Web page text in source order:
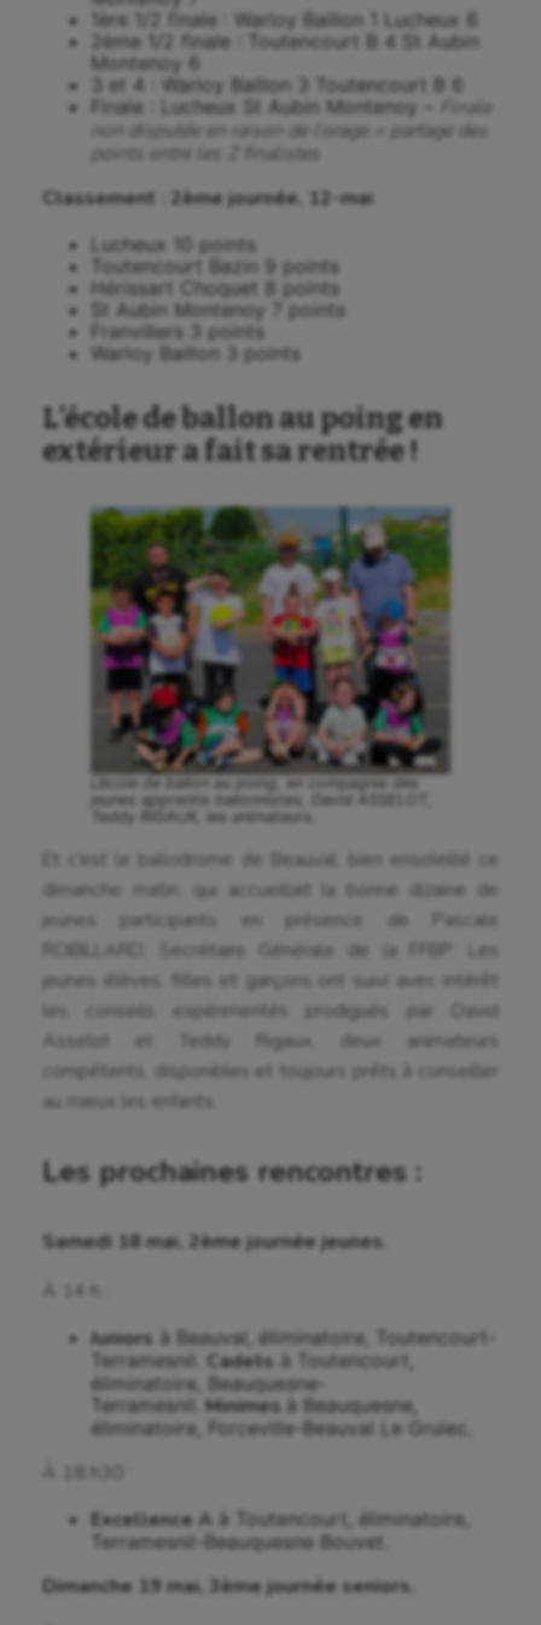
1ère 1/2 finale : Warloy Baillon 1 Lucheux 6
2ème 1/2 finale : Toutencourt B 4 St Aubin
Montenoy 6
3 et 4 : Warloy Baillon 3 Toutencourt B 6
Finale : Lucheux St Aubin Montenoy –
Finale
non disputée en raison de l’orage = partage des
points entre les 2 finalistes
Classement : 2ème journée, 12-mai
Lucheux 10 points
Toutencourt Bazin 9 points
Hérissart Choquet 8 points
St Aubin Montenoy 7 points
Franvillers 3 points
Warloy Baillon 3 points
L’école de ballon au poing en
extérieur a fait sa rentrée !
jeunes apprentis ballonnistes, David ASSELOT,
Teddy RIGAUX, les animateurs.
Et c’est le ballodrome de Beauval, bien ensoleillé ce
dimanche matin, qui accueillait la bonne dizaine de
jeunes participants en présence de Pascale
ROBILLARD, Secrétaire Générale de la FFBP. Les
jeunes élèves, filles et garçons ont suivi avec intérêt
les conseils expérimentés prodigués par David
Asselot et Teddy Rigaux, deux animateurs
compétents, disponibles et toujours prêts à conseiller
au mieux les enfants.
Les prochaines rencontres :
Samedi 18 mai, 2ème journée jeunes.
À 14 h :
Juniors à Beauval, éliminatoire, Toutencourt-
Terramesnil. Cadets à Toutencourt,
éliminatoire, Beauquesne-
Terramesnil. Minimes à Beauquesne,
éliminatoire, Forceville-Beauval Le Gruiec.
À 18 h30 :
Excellence A à Toutencourt, éliminatoire,
Terramesnil-Beauquesne Bouvet.
Dimanche 19 mai, 3ème journée seniors.